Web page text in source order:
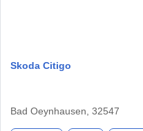
Skoda Citigo
Bad Oeynhausen, 32547